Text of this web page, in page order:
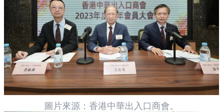
圖片來源：香港中華出入口商會。